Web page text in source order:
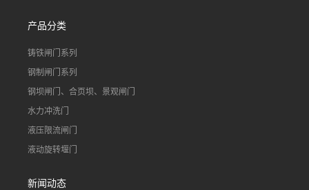
产品分类
铸铁闸门系列
钢制闸门系列
钢坝闸门、合页坝、景观闸门
水力冲洗门
液压限流闸门
液动旋转堰门
新闻动态